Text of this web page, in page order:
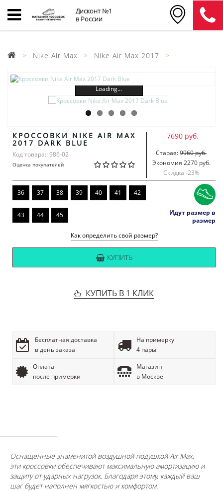
Дисконт №1
в России
Nike Air Max Nike Air Max 2017
Loading...
КРОССОВКИ NIKE AIR MAX
2017 DARK BLUE
Код товара:: 986-02
Оценка покупателей
7690 руб.
Старая:9960 руб.
Экономия 2270 руб.
Скидка -23%
36 37 38 39 40 41 42
43 44 45
Идут размер в
размер
Как определить свой размер?
КУПИТЬ
КУПИТЬ В 1 КЛИК
Бесплатная доставка
в день заказа
На примерку
4 пары
Оплата
после примерки
Магазин
в Москве
Оснащенные знаменитой воздушной подушкой Air Max,
эти кроссовки обеспечивают максимальную амортизацию и
защиту от ударных нагрузок. Благодаря этому, каждый ваш
шаг будет наполнен мягкостью и комфортом.